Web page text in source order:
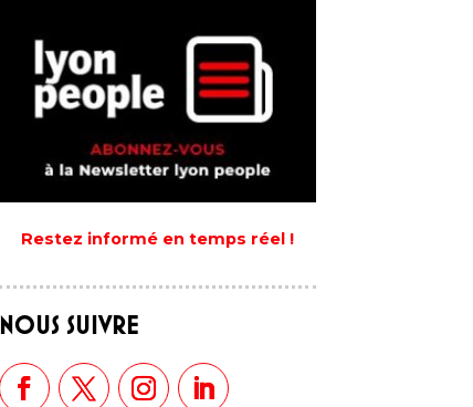
Restez informé en temps réel !
NOUS SUIVRE